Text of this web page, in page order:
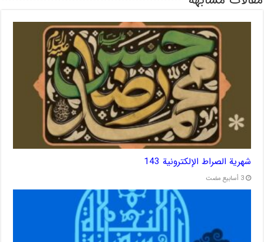
شهریة الصراط الإلكترونية 143
‏3 أسابيع مضت